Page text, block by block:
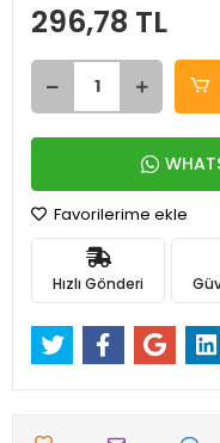
296,78 TL
Favorilerime ekle
Hızlı Gönderi